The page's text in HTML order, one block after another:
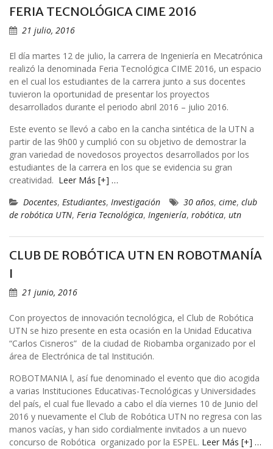
FERIA TECNOLÓGICA CIME 2016
21 julio, 2016
El día martes 12 de julio, la carrera de Ingeniería en Mecatrónica
realizó la denominada Feria Tecnológica CIME 2016, un espacio
en el cual los estudiantes de la carrera junto a sus docentes
tuvieron la oportunidad de presentar los proyectos
desarrollados durante el periodo abril 2016 – julio 2016.
Este evento se llevó a cabo en la cancha sintética de la UTN a
partir de las 9h00 y cumplió con su objetivo de demostrar la
gran variedad de novedosos proyectos desarrollados por los
estudiantes de la carrera en los que se evidencia su gran
creatividad. Leer Más [+] …
Docentes, Estudiantes, Investigación 30 años, cime, club
de robótica UTN, Feria Tecnológica, Ingeniería, robótica, utn
CLUB DE ROBÓTICA UTN EN ROBOTMANÍA
I
21 junio, 2016
Con proyectos de innovación tecnológica, el Club de Robótica
UTN se hizo presente en esta ocasión en la Unidad Educativa
“Carlos Cisneros” de la ciudad de Riobamba organizado por el
área de Electrónica de tal Institución.
ROBOTMANIA l, así fue denominado el evento que dio acogida
a varias Instituciones Educativas-Tecnológicas y Universidades
del país, el cual fue llevado a cabo el día viernes 10 de Junio del
2016 y nuevamente el Club de Robótica UTN no regresa con las
manos vacías, y han sido cordialmente invitados a un nuevo
concurso de Robótica organizado por la ESPEL. Leer Más [+] …